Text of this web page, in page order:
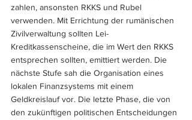
zahlen, ansonsten RKKS und Rubel
verwenden. Mit Errichtung der rumänischen
Zivilverwaltung sollten Lei-
Kreditkassenscheine, die im Wert den RKKS
entsprechen sollten, emittiert werden. Die
nächste Stufe sah die Organisation eines
lokalen Finanzsystems mit einem
Geldkreislauf vor. Die letzte Phase, die von
den zukünftigen politischen Entscheidungen